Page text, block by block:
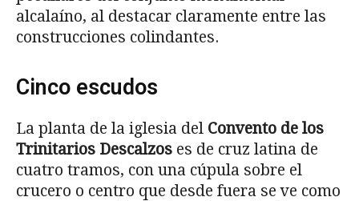
alcalaíno, al destacar claramente entre las
construcciones colindantes.
Cinco escudos
La planta de la iglesia del Convento de los
Trinitarios Descalzos es de cruz latina de
cuatro tramos, con una cúpula sobre el
crucero o centro que desde fuera se ve como